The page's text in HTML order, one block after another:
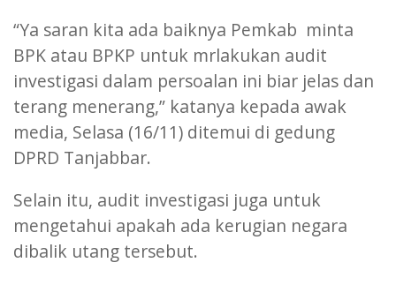
“Ya saran kita ada baiknya Pemkab minta
BPK atau BPKP untuk mrlakukan audit
investigasi dalam persoalan ini biar jelas dan
terang menerang,” katanya kepada awak
media, Selasa (16/11) ditemui di gedung
DPRD Tanjabbar.
Selain itu, audit investigasi juga untuk
mengetahui apakah ada kerugian negara
dibalik utang tersebut.